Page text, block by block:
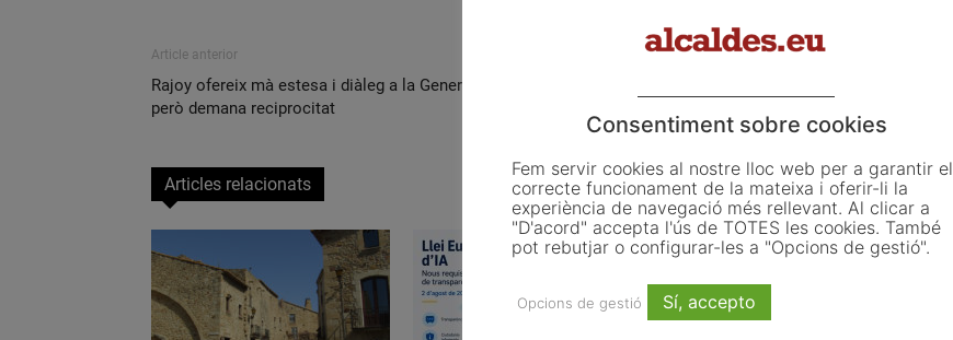
Article anterior
Rajoy ofereix mà estesa i diàleg a la Generalitat,
però demana reciprocitat
Articles relacionats
Consentiment sobre cookies
Fem servir cookies al nostre lloc web per a garantir el
correcte funcionament de la mateixa i oferir-li la
experiència de navegació més rellevant. Al clicar a
"D'acord" accepta l'ús de TOTES les cookies. També
pot rebutjar o configurar-les a "Opcions de gestió".
Opcions de gestió Sí, accepto